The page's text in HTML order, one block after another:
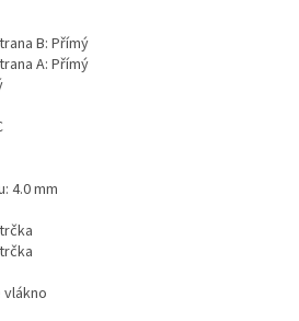
B: Přímý
A: Přímý
4.0 mm